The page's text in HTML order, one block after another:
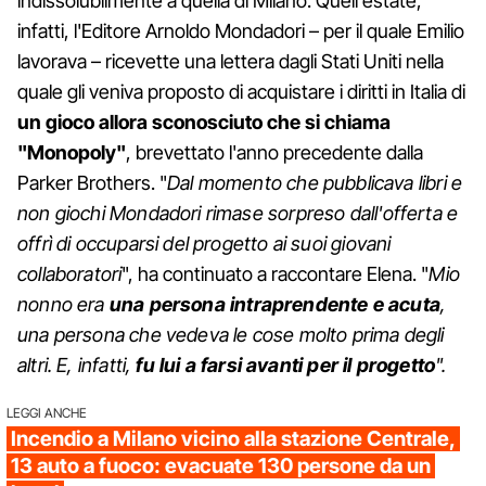
infatti, l'Editore Arnoldo Mondadori – per il quale Emilio
lavorava – ricevette una lettera dagli Stati Uniti nella
quale gli veniva proposto di acquistare i diritti in Italia di
un gioco allora sconosciuto che si chiama
"Monopoly", brevettato l'anno precedente dalla
Parker Brothers. "Dal momento che pubblicava libri e
non giochi Mondadori rimase sorpreso dall'offerta e
offrì di occuparsi del progetto ai suoi giovani
collaboratori", ha continuato a raccontare Elena. "Mio
nonno era una persona intraprendente e acuta,
una persona che vedeva le cose molto prima degli
altri. E, infatti,fu lui a farsi avanti per il progetto".
LEGGI ANCHE
Incendio a Milano vicino alla stazione Centrale,
13 auto a fuoco: evacuate 130 persone da un